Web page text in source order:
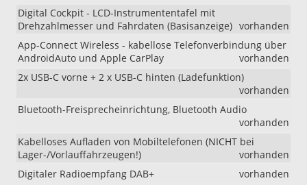
„Misano“
ausgeliefert
bitten
Digital Cockpit - LCD-Instrumententafel mit
Drehzahlmesser und Fahrdaten (Basisanzeige) vorhanden
App-Connect Wireless - kabellose Telefonverbindung über
AndroidAuto und Apple CarPlay
vorhanden
2x USB-C vorne + 2 x USB-C hinten (Ladefunktion)
vorhanden
Bluetooth-Freisprecheinrichtung, Bluetooth Audio
vorhanden
Kabelloses Aufladen von Mobiltelefonen (NICHT bei
Lager-/Vorlauffahrzeugen!)
vorhanden
Digitaler Radioempfang DAB+
vorhanden